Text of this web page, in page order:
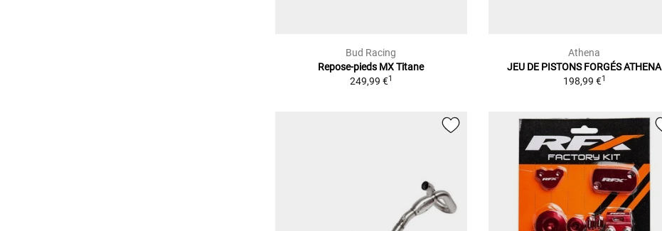
Bud Racing
Repose-pieds MX Titane
249,99 €1
Athena
JEU DE PISTONS FORGÉS ATHENA
198,99 €1